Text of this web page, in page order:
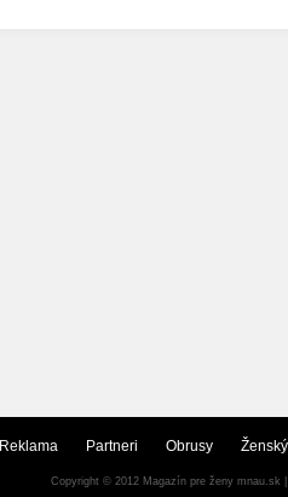
Reklama Partneri Obrusy
Copyright © 2012 Magazín pre ženy mnau.sk